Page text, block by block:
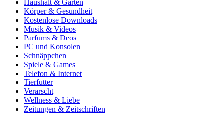
Haushalt & Garten
Körper & Gesundheit
Kostenlose Downloads
Musik & Videos
Parfums & Deos
PC und Konsolen
Schnäppchen
Spiele & Games
Telefon & Internet
Tierfutter
Verarscht
Wellness & Liebe
Zeitungen & Zeitschriften